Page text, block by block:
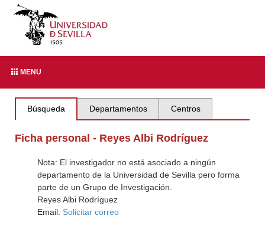
MENU
Búsqueda Departamentos Centros
Ficha personal - Reyes Albi Rodríguez
Nota: El investigador no está asociado a ningún
departamento de la Universidad de Sevilla pero forma
parte de un Grupo de Investigación.
Reyes Albi Rodríguez
Email: Solicitar correo